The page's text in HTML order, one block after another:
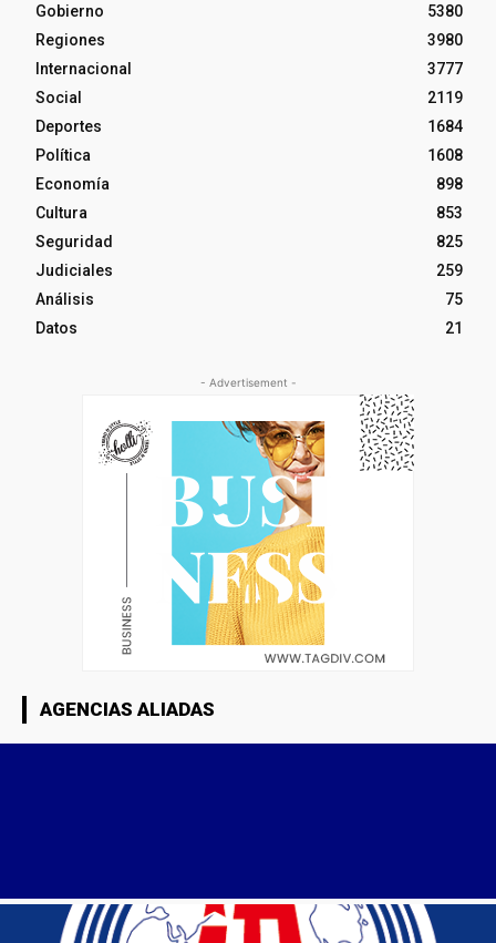
Gobierno
5380
Regiones
3980
Internacional
3777
Social
2119
Deportes
1684
Política
1608
Economía
898
Cultura
853
Seguridad
825
Judiciales
259
Análisis
75
Datos
21
- Advertisement -
AGENCIAS ALIADAS